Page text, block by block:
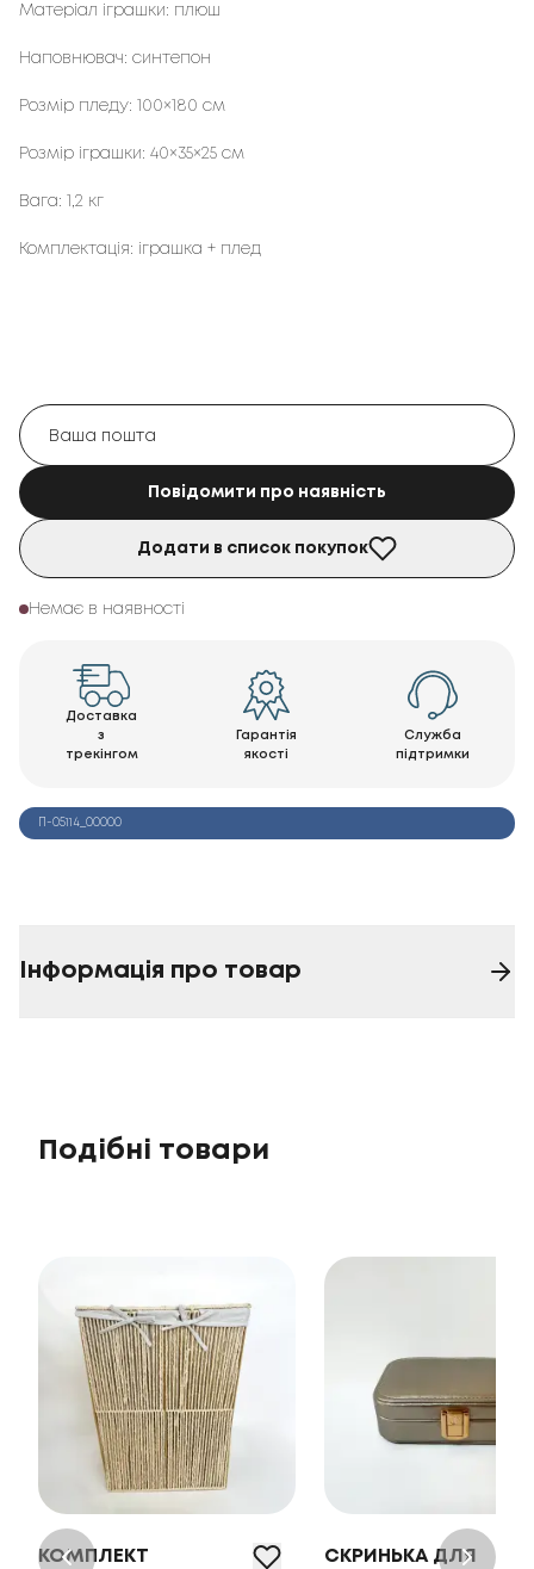
Матеріал іграшки: плюш
Наповнювач: синтепон
Розмір пледу: 100×180 см
Розмір іграшки: 40×35×25 см
Вага: 1,2 кг
Комплектація: іграшка + плед
Повідомити про наявність
Додати в список покупок
Немає в наявності
Доставка
з
трекінгом
Гарантія
якості
Служба
підтримки
П-05114_00000
Інформація про товар
Подібні товари
КОМПЛЕКТ СКРИНЬКА ДЛЯ